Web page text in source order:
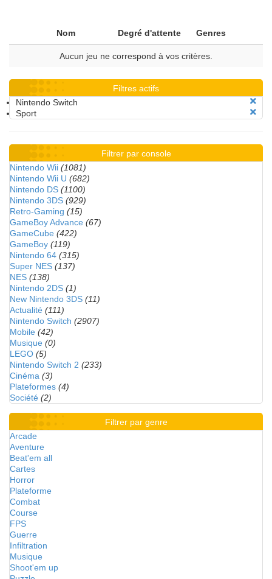
Nom Degré d'attente Genres
Aucun jeu ne correspond à vos critères.
Filtres actifs
Nintendo Switch
Sport
Filtrer par console
Nintendo Wii (1081)
Nintendo Wii U (682)
Nintendo DS (1100)
Nintendo 3DS (929)
Retro-Gaming (15)
GameBoy Advance (67)
GameCube (422)
GameBoy (119)
Nintendo 64 (315)
Super NES (137)
NES (138)
Nintendo 2DS (1)
New Nintendo 3DS (11)
Actualité (111)
Nintendo Switch (2907)
Mobile (42)
Musique (0)
LEGO (5)
Nintendo Switch 2 (233)
Cinéma (3)
Plateformes (4)
Société (2)
Filtrer par genre
Arcade
Aventure
Beat'em all
Cartes
Horror
Plateforme
Combat
Course
FPS
Guerre
Infiltration
Musique
Shoot'em up